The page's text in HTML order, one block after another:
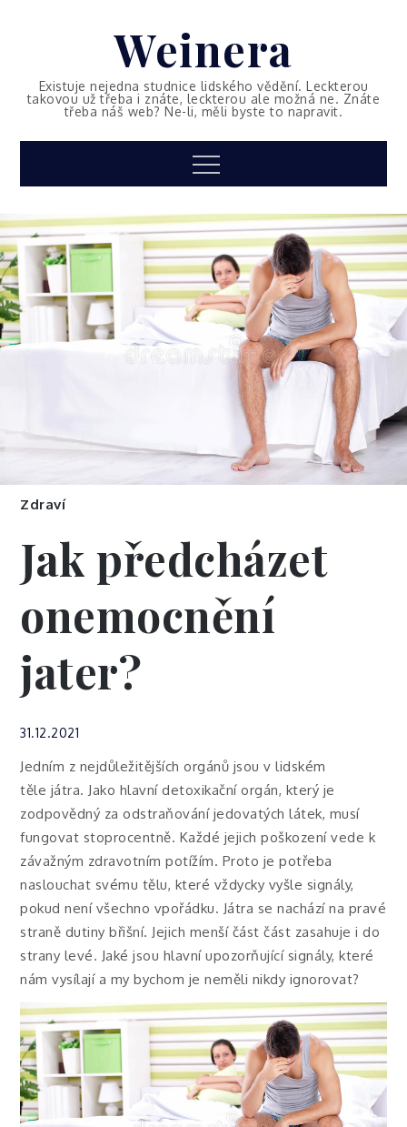
Weinera
Existuje nejedna studnice lidského vědění. Leckterou
takovou už třeba i znáte, leckterou ale možná ne. Znáte
třeba náš web? Ne-li, měli byste to napravit.
Menu
Zdraví
Jak předcházet
onemocnění
jater?
31.12.2021
Jedním z nejdůležitějších orgánů jsou v lidském
těle játra. Jako hlavní detoxikační orgán, který je
zodpovědný za odstraňování jedovatých látek, musí
fungovat stoprocentně. Každé jejich poškození vede k
závažným zdravotním potížím. Proto je potřeba
naslouchat svému tělu, které vždycky vyšle signály,
pokud není všechno vpořádku. Játra se nachází na pravé
straně dutiny břišní. Jejich menší část část zasahuje i do
strany levé. Jaké jsou hlavní upozorňující signály, které
nám vysílají a my bychom je neměli nikdy ignorovat?